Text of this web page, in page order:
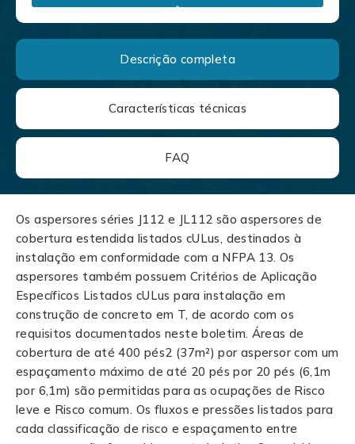
Descrição completa
Características técnicas
FAQ
Os aspersores séries J112 e JL112 são aspersores de
cobertura estendida listados cULus, destinados à
instalação em conformidade com a NFPA 13. Os
aspersores também possuem Critérios de Aplicação
Específicos Listados cULus para instalação em
construção de concreto em T, de acordo com os
requisitos documentados neste boletim. Áreas de
cobertura de até 400 pés2 (37m²) por aspersor com um
espaçamento máximo de até 20 pés por 20 pés (6,1m
por 6,1m) são permitidas para as ocupações de Risco
leve e Risco comum. Os fluxos e pressões listados para
cada classificação de risco e espaçamento entre